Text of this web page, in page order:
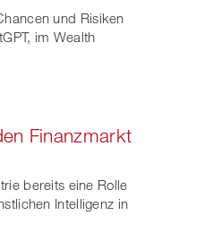
und Risiken
im Wealth
Finanzmarkt
bereits eine Rolle
Intelligenz in